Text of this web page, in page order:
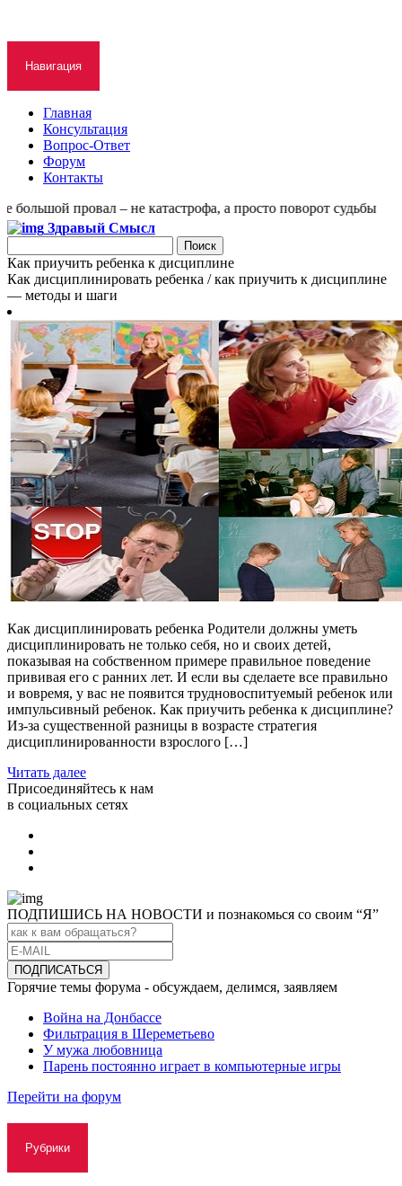
Навигация
Главная
Консультация
Вопрос-Ответ
Форум
Контакты
провал – не катастрофа, а просто поворот судьбы
Здравый Смысл
Как приучить ребенка к дисциплине
Как дисциплинировать ребенка / как приучить к дисциплине
— методы и шаги
Как дисциплинировать ребенка Родители должны уметь
дисциплинировать не только себя, но и своих детей,
показывая на собственном примере правильное поведение
прививая его с ранних лет. И если вы сделаете все правильно
и вовремя, у вас не появится трудновоспитуемый ребенок или
импульсивный ребенок. Как приучить ребенка к дисциплине?
Из-за существенной разницы в возрасте стратегия
дисциплинированности взрослого […]
Читать далее
Присоединяйтесь к нам
в социальных сетях
ПОДПИШИСЬ НА НОВОСТИ и познакомься со своим “Я”
Горячие темы форума - обсуждаем, делимся, заявляем
Война на Донбассе
Фильтрация в Шереметьево
У мужа любовница
Парень постоянно играет в компьютерные игры
Перейти на форум
Рубрики